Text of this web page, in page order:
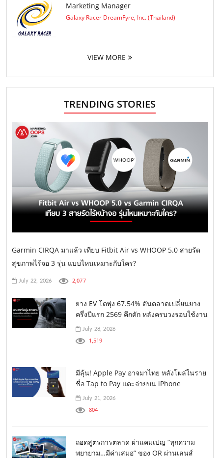
Marketing Manager
Galaxy Racer DreamFyre, Inc. (Thailand)
VIEW MORE
TRENDING STORIES
Garmin CIRQA มาแล้ว เทียบ Fitbit Air vs WHOOP 5.0 สายรัด
สุขภาพไร้จอ 3 รุ่น แบบไหนเหมาะกับใคร?
July 22, 2026 2,077
ยาง EV โตพุ่ง 67.54% ดันตลาดเปลี่ยนยาง
ครึ่งปีแรก 2569 คึกคัก หลังครบวงรอบใช้งาน
July 28, 2026
1,519
มีลุ้น! Apple Pay อาจมาไทย หลังโผล่ในราย
ชื่อ Tap to Pay แตะจ่ายบน iPhone
July 21, 2026
804
ถอดสูตรการตลาด ผ่าแคมเปญ “ทุกความ
พยายาม…มีค่าเสมอ” ของ OR ผ่านเลนส์